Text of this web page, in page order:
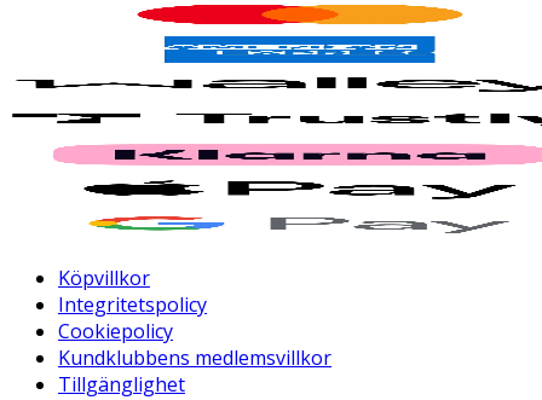
Köpvillkor
Integritetspolicy
Cookiepolicy
Kundklubbens medlemsvillkor
Tillgänglighet